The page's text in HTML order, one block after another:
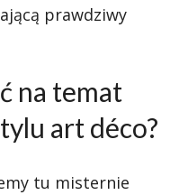
prawdziwy
na temat
art déco?
tu misternie